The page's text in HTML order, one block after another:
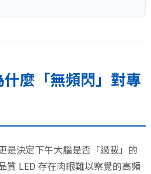
麼「無頻閃」對專
是決定下午大腦是否「過載」的
質 LED 存在肉眼難以察覺的高頻